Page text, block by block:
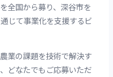
全国から募り、深谷市を
じて事業化を支援するビ
業の課題を技術で解決す
どなたでもご応募いただ